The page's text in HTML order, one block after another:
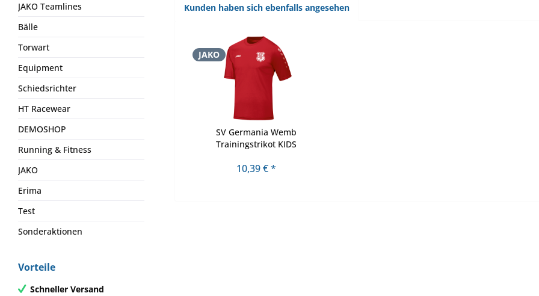
JAKO Teamlines
Bälle
Torwart
Equipment
Schiedsrichter
HT Racewear
DEMOSHOP
Running & Fitness
JAKO
Erima
Test
Sonderaktionen
Vorteile
Schneller Versand
Kunden haben sich ebenfalls angesehen
JAKO
SV Germania Wemb
Trainingstrikot KIDS
10,39 € *